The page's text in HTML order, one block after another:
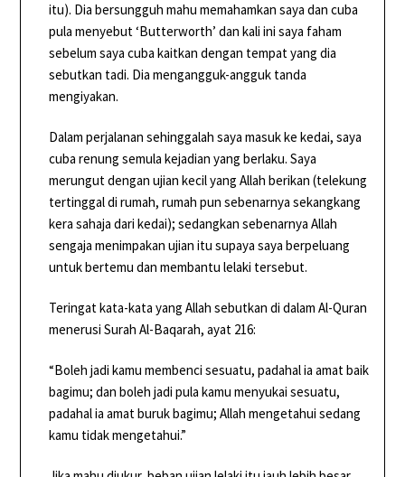
itu). Dia bersungguh mahu memahamkan saya dan cuba
pula menyebut ‘Butterworth’ dan kali ini saya faham
sebelum saya cuba kaitkan dengan tempat yang dia
sebutkan tadi. Dia mengangguk-angguk tanda
mengiyakan.
Dalam perjalanan sehinggalah saya masuk ke kedai, saya
cuba renung semula kejadian yang berlaku. Saya
merungut dengan ujian kecil yang Allah berikan (telekung
tertinggal di rumah, rumah pun sebenarnya sekangkang
kera sahaja dari kedai); sedangkan sebenarnya Allah
sengaja menimpakan ujian itu supaya saya berpeluang
untuk bertemu dan membantu lelaki tersebut.
Teringat kata-kata yang Allah sebutkan di dalam Al-Quran
menerusi Surah Al-Baqarah, ayat 216:
“Boleh jadi kamu membenci sesuatu, padahal ia amat baik
bagimu; dan boleh jadi pula kamu menyukai sesuatu,
padahal ia amat buruk bagimu; Allah mengetahui sedang
kamu tidak mengetahui.”